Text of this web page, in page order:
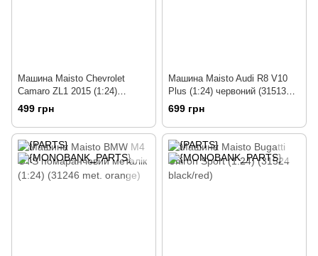
Машина Maisto Chevrolet
Camaro ZL1 2015 (1:24)
червоний металік (31512 met.
499 грн
Машина Maisto Audi R8 V10
Plus (1:24) червоний (31513
red)
699 грн